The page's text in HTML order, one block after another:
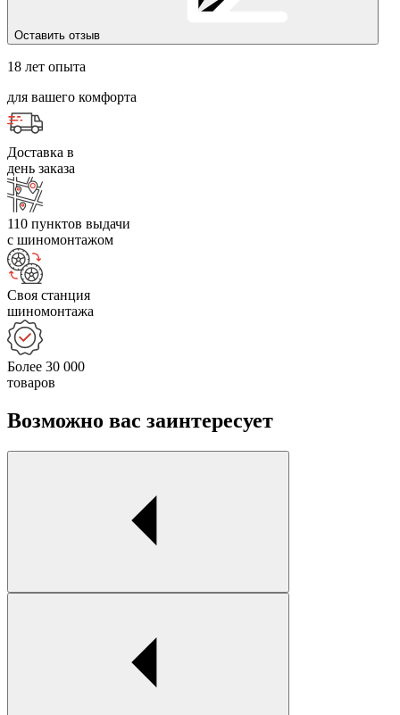
Оставить отзыв
18 лет опыта
для вашего комфорта
Доставка в
день заказа
110 пунктов выдачи
с шиномонтажом
Своя станция
шиномонтажа
Более 30 000
товаров
Возможно вас заинтересует